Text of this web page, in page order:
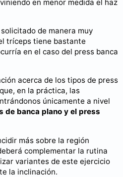
en menor medida el haz
de manera muy
tríceps tiene bastante
en el caso del press banca
acerca de los tipos de press
en la práctica, las
únicamente a nivel
de banca plano y el press
más sobre la región
complementar la rutina
variantes de este ejercicio
la inclinación.